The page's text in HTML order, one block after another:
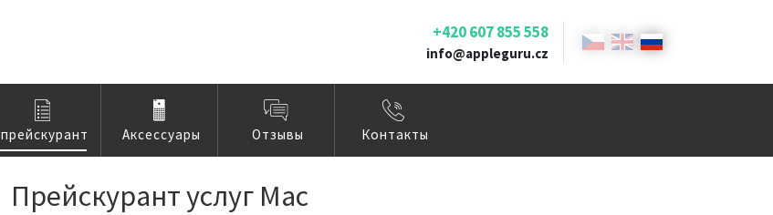
info@appleguru.cz
+420 607 855 558
прейскурант Аксессуары Отзывы Контакты
Прейскурант услуг Mac